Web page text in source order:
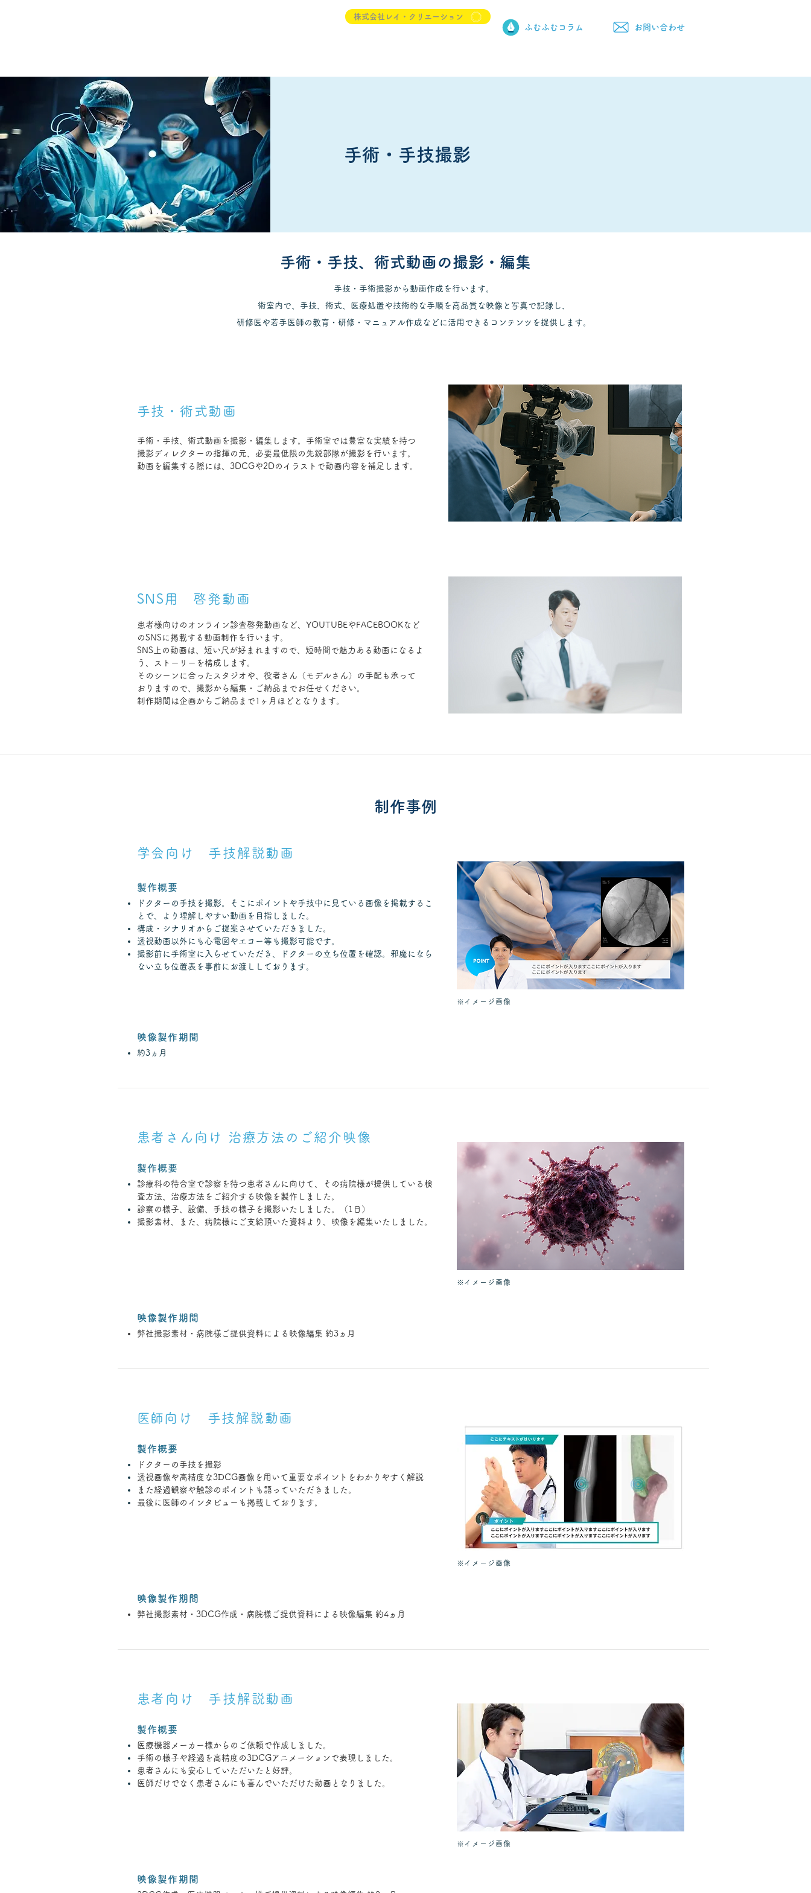
株式会社レイ・クリエーション
ふむふむコラム お問い合わせ
手術・手技撮影
手術・手技、術式動画の撮影・編集
手技・手術撮影から動画作成を行います。
術室内で、手技、術式、医療処置や技術的な手順を高品質な映像と写真で記録し、
研修医や若手医師の教育・研修・マニュアル作成などに活用できるコンテンツを提供します。
手技・術式動画
手術・手技、術式動画を撮影・編集します。手術室では豊富な実績を持つ
撮影ディレクターの指揮の元、必要最低限の先鋭部隊が撮影を行います。
動画を編集する際には、3DCGや2Dのイラストで動画内容を補足します。
SNS用 啓発動画
患者様向けのオンライン診査啓発動画など、YOUTUBEやFACEBOOKなど
のSNSに掲載する動画制作を行います。
SNS上の動画は、短い尺が好まれますので、短時間で魅力ある動画になるよ
う、ストーリーを構成します。
そのシーンに合ったスタジオや、役者さん（モデルさん）の手配も承って
おりますので、撮影から編集・ご納品までお任せください。
制作期間は企画からご納品まで1ヶ月ほどとなります。
制作事例
学会向け 手技解説動画
製作概要
ドクターの手技を撮影。そこにポイントや手技中に見ている画像を掲載するこ
とで、より理解しやすい動画を目指しました。
構成・シナリオからご提案させていただきました。
透視動画以外にも心電図やエコー等も撮影可能です。
​撮影前に手術室に入らせていただき、ドクターの立ち位置を確認。邪魔になら
ない立ち位置表を事前にお渡ししております。
※イメージ画像
映像製作期間
約3ヵ月
患者さん向け 治療方法のご紹介映像
製作概要
診療科の待合室で診察を待つ患者さんに向けて、その病院様が提供している検
査方法、治療方法をご紹介する映像を製作しました。
診察の様子、設備、手技の様子を撮影いたしました。（1日）
撮影素材、また、病院様にご支給頂いた資料より、映像を編集いたしました。
※イメージ画像
映像製作期間
弊社撮影素材・病院様ご提供資料による映像編集 約3ヵ月
​医師向け 手技解説動画
製作概要
ドクターの手技を撮影
透視画像や高精度な3DCG画像を用いて重要なポイントをわかりやすく解説
また経過観察や触診のポイントも語っていただきました。
​最後に医師のインタビューも掲載しております。
※イメージ画像
映像製作期間
弊社撮影素材・3DCG作成・病院様ご提供資料による映像編集 約4ヵ月
患者向け 手技解説動画
製作概要
​医療機器メーカー様からのご依頼で作成しました。
手術の様子や経過を高精度の3DCGアニメーションで表現しました。
患者さんにも安心していただいたと好評。
​医師だけでなく患者さんにも喜んでいただけた動画となりました。
※イメージ画像
映像製作期間